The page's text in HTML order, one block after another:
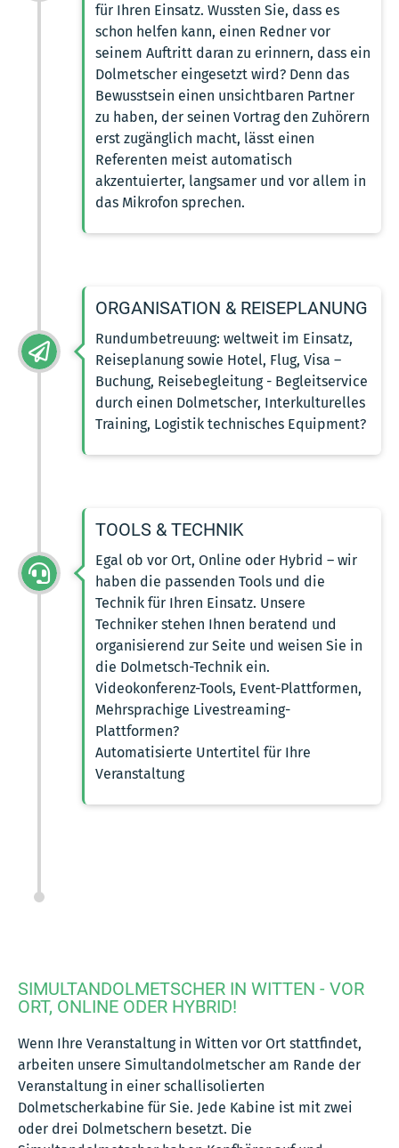
für Ihren Einsatz. Wussten Sie, dass es
schon helfen kann, einen Redner vor
seinem Auftritt daran zu erinnern, dass ein
Dolmetscher eingesetzt wird? Denn das
Bewusstsein einen unsichtbaren Partner
zu haben, der seinen Vortrag den Zuhörern
erst zugänglich macht, lässt einen
Referenten meist automatisch
akzentuierter, langsamer und vor allem in
das Mikrofon sprechen.
ORGANISATION & REISEPLANUNG
Rundumbetreuung: weltweit im Einsatz,
Reiseplanung sowie Hotel, Flug, Visa –
Buchung, Reisebegleitung - Begleitservice
durch einen Dolmetscher, Interkulturelles
Training, Logistik technisches Equipment?
TOOLS & TECHNIK
Egal ob vor Ort, Online oder Hybrid – wir
haben die passenden Tools und die
Technik für Ihren Einsatz. Unsere
Techniker stehen Ihnen beratend und
organisierend zur Seite und weisen Sie in
die Dolmetsch-Technik ein.
Videokonferenz-Tools, Event-Plattformen,
Mehrsprachige Livestreaming-
Plattformen?
Automatisierte Untertitel für Ihre
Veranstaltung
SIMULTANDOLMETSCHER IN WITTEN - VOR
ORT, ONLINE ODER HYBRID!
Wenn Ihre Veranstaltung in Witten vor Ort stattfindet,
arbeiten unsere Simultandolmetscher am Rande der
Veranstaltung in einer schallisolierten
Dolmetscherkabine für Sie. Jede Kabine ist mit zwei
oder drei Dolmetschern besetzt. Die